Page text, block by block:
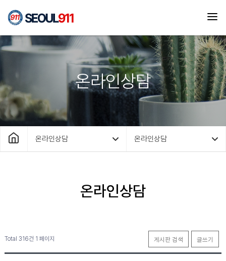
온라인상담
온라인상담 온라인상담
온라인상담
Total 316건 1 페이지 게시판 검색 글쓰기